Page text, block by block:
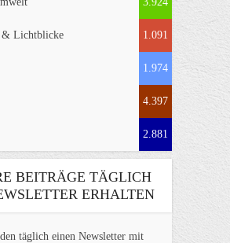
& Lichtblicke 1.091
1.974
4.397
2.881
BEITRÄGE TÄGLICH
ERHALTEN
täglich einen Newsletter mit